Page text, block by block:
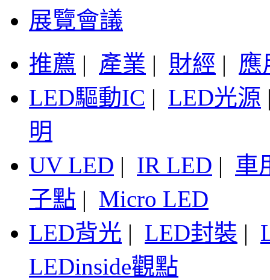
展覽會議
推薦 | 產業 | 財經 | 應
LED驅動IC | LED光源
明
UV LED | IR LED | 車
子點 | Micro LED
LED背光 | LED封裝 |
LEDinside觀點